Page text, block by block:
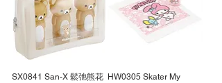
SX0841 San-X 鬆弛熊花 HW0305 Skater My